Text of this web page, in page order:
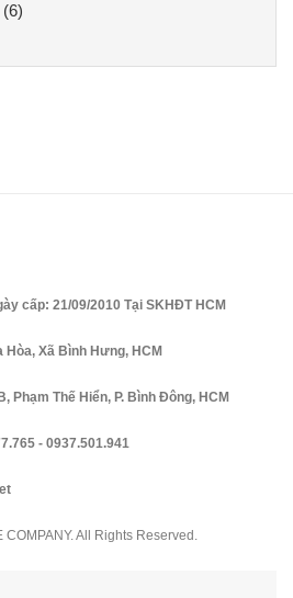
(6)
cấp: 21/09/2010 Tại SKHĐT HCM
Xã Bình Hưng, HCM
Phạm Thế Hiển, P. Bình Đông, HCM
- 0937.501.941
All Rights Reserved.